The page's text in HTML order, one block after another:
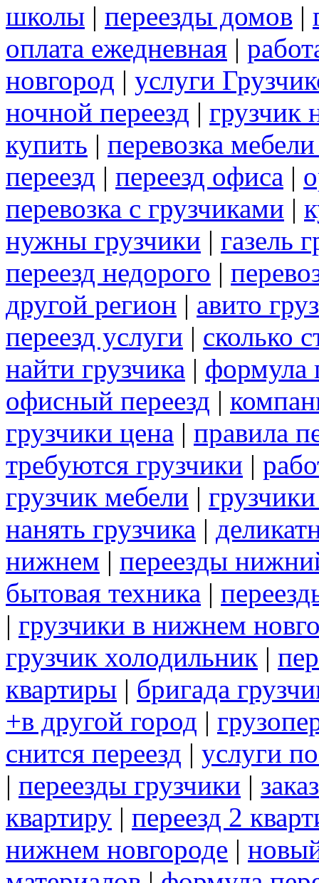
школы | переезды домов |
оплата ежедневная |
новгород | услуги
ночной переезд | грузчик
купить | перевозка
переезд | переезд офиса |
перевозка с грузчиками |
нужны грузчики | газель
переезд недорого |
другой регион | авито
переезд услуги | сколько
найти грузчика | формула
офисный переезд |
грузчики цена | правила
требуются грузчики |
грузчик мебели |
нанять грузчика |
нижнем | переезды
бытовая техника |
| грузчики в нижнем
грузчик холодильник |
квартиры | бригада
+в другой город |
снится переезд | услуги
| переезды грузчики |
квартиру | переезд 2
нижнем новгороде |